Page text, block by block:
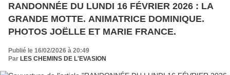
RANDONNÉE DU LUNDI 16 FÉVRIER 2026 : LA
GRANDE MOTTE. ANIMATRICE DOMINIQUE.
PHOTOS JOËLLE ET MARIE FRANCE.
Publié le 16/02/2026 à 20:49
Par LES CHEMINS DE L'EVASION